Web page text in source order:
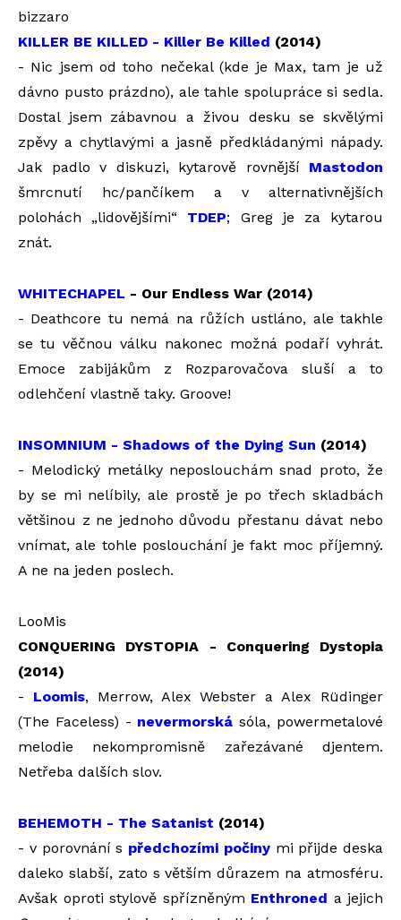
bizzaro
KILLER BE KILLED - Killer Be Killed (2014)
- Nic jsem od toho nečekal (kde je Max, tam je už
dávno pusto prázdno), ale tahle spolupráce si sedla.
Dostal jsem zábavnou a živou desku se skvělými
zpěvy a chytlavými a jasně předkládanými nápady.
Jak padlo v diskuzi, kytarově rovnější Mastodon
šmrcnutí hc/pančíkem a v alternativnějších
polohách „lidovějšími“ TDEP; Greg je za kytarou
znát.
WHITECHAPEL - Our Endless War (2014)
- Deathcore tu nemá na růžích ustláno, ale takhle
se tu věčnou válku nakonec možná podaří vyhrát.
Emoce zabijákům z Rozparovačova sluší a to
odlehčení vlastně taky. Groove!
INSOMNIUM - Shadows of the Dying Sun (2014)
- Melodický metálky neposlouchám snad proto, že
by se mi nelíbily, ale prostě je po třech skladbách
většinou z ne jednoho důvodu přestanu dávat nebo
vnímat, ale tohle poslouchání je fakt moc příjemný.
A ne na jeden poslech.
LooMis
CONQUERING DYSTOPIA - Conquering Dystopia
(2014)
- Loomis, Merrow, Alex Webster a Alex Rüdinger
(The Faceless) - nevermorskásóla, powermetalové
melodie nekompromisně zařezávané djentem.
Netřeba dalších slov.
BEHEMOTH - The Satanist (2014)
- v porovnání s předchozími počiny mi přijde deska
daleko slabší, zato s větším důrazem na atmosféru.
Avšak oproti stylově spřízněným Enthroned a jejich